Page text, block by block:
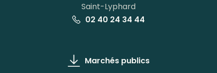
Saint-Lyphard
02 40 24 34 44
Marchés publics